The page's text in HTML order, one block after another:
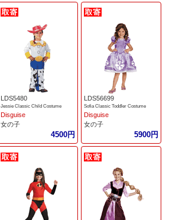
LDS5480
Jessie Classic Child Costume
Disguise
女の子
4500円
LDS56699
Sofia Classic Toddler Costume
Disguise
女の子
5900円